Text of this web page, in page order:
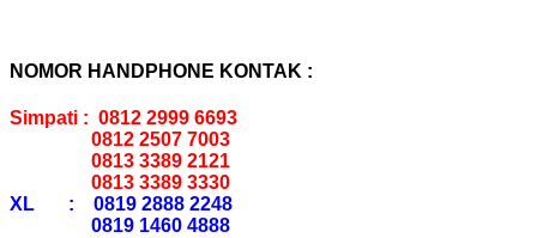
NOMOR HANDPHONE KONTAK :
Simpati : 0812 2999 6693
0812 2507 7003
0813 3389 2121
0813 3389 3330
XL : 0819 2888 2248
0819 1460 4888